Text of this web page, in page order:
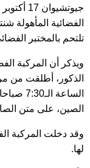
تلتحم بالمختبر
ويذكر أن المركبة
الذكور، أطلقت من
الصين، على متن الصاروخ
وقد دخلت المركبة
لها.